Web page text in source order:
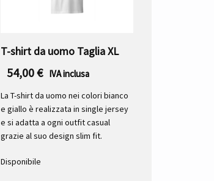
T-shirt da uomo Taglia XL
54,00€ IVA inclusa
La T-shirt da uomo nei colori bianco
e giallo è realizzata in single jersey
e si adatta a ogni outfit casual
grazie al suo design slim fit.
Disponibile